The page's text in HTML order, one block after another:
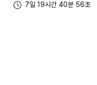
7일 19시간 40분 56초